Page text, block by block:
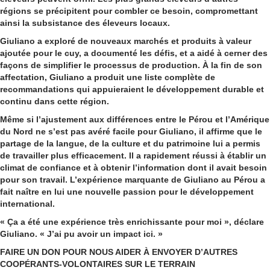
régions se précipitent pour combler ce besoin, compromettant
ainsi la subsistance des éleveurs locaux.
Giuliano a exploré de nouveaux marchés et produits à valeur
ajoutée pour le cuy, a documenté les défis, et a aidé à cerner des
façons de simplifier le processus de production. À la fin de son
affectation, Giuliano a produit une liste complète de
recommandations qui appuieraient le développement durable et
continu dans cette région.
Même si l’ajustement aux différences entre le Pérou et l’Amérique
du Nord ne s’est pas avéré facile pour Giuliano, il affirme que le
partage de la langue, de la culture et du patrimoine lui a permis
de travailler plus efficacement. Il a rapidement réussi à établir un
climat de confiance et à obtenir l’information dont il avait besoin
pour son travail. L’expérience marquante de Giuliano au Pérou a
fait naître en lui une nouvelle passion pour le développement
international.
« Ça a été une expérience très enrichissante pour moi », déclare
Giuliano. « J’ai pu avoir un impact ici. »
FAIRE UN DON POUR NOUS AIDER À ENVOYER D’AUTRES
COOPÉRANTS-VOLONTAIRES SUR LE TERRAIN